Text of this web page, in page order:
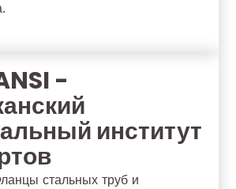
-
институт
стальных труб и